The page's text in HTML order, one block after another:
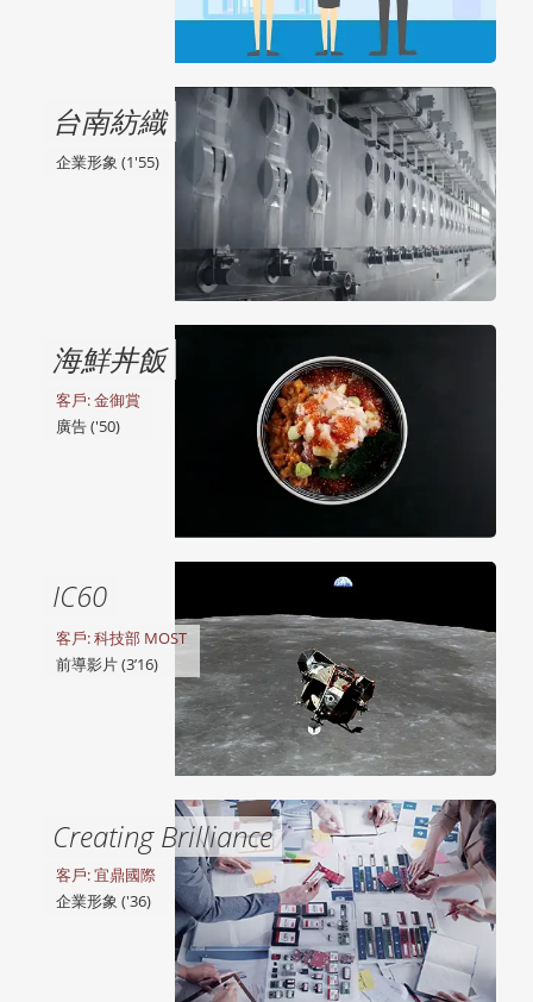
台南紡織
企業形象 (1'55)
海鮮丼飯
客戶: 金御賞
廣告 ('50)
IC60
客戶: 科技部 MOST
前導影片 (3’16)
Creating Brilliance
客戶: 宜鼎國際
企業形象 ('36)